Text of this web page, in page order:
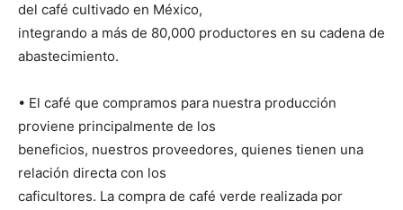
del café cultivado en México,
integrando a más de 80,000 productores en su cadena de
abastecimiento.
• El café que compramos para nuestra producción
proviene principalmente de los
beneficios, nuestros proveedores, quienes tienen una
relación directa con los
caficultores. La compra de café verde realizada por